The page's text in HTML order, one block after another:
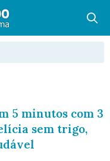
5 minutos com 3
sem trigo,